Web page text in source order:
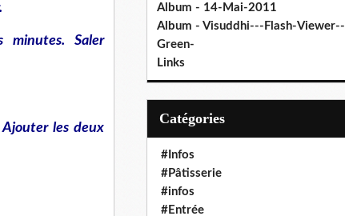
minutes. Saler
les deux
Album - 14-Mai-2011
Album - Visuddhi---Flash-Viewer--
Green-
Links
Catégories
#Infos
#Pâtisserie
#infos
#Entrée